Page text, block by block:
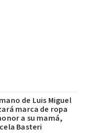
de Luis Miguel
marca de ropa
a su mamá,
Basteri